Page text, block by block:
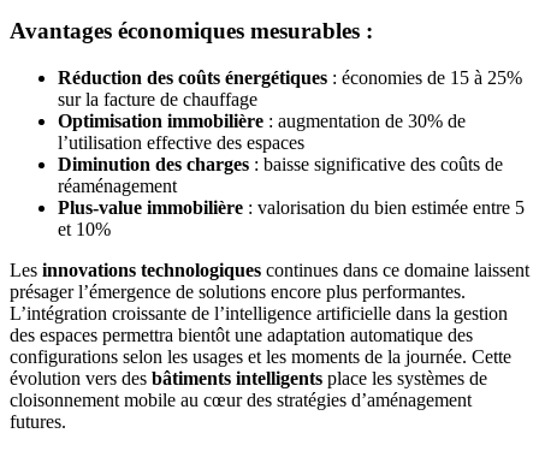
Avantages économiques mesurables :
Réduction des coûts énergétiques : économies de 15 à 25%
sur la facture de chauffage
Optimisation immobilière : augmentation de 30% de
l’utilisation effective des espaces
Diminution des charges : baisse significative des coûts de
réaménagement
Plus-value immobilière : valorisation du bien estimée entre 5
et 10%
Les innovations technologiques continues dans ce domaine laissent
présager l’émergence de solutions encore plus performantes.
L’intégration croissante de l’intelligence artificielle dans la gestion
des espaces permettra bientôt une adaptation automatique des
configurations selon les usages et les moments de la journée. Cette
évolution vers des bâtiments intelligents place les systèmes de
cloisonnement mobile au cœur des stratégies d’aménagement
futures.